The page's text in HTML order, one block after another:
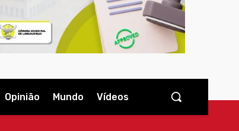
Opinião Mundo Vídeos